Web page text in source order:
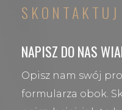
SKONTAKTUJ
NAPISZ DO NAS
Opisz nam swój
formularza obok.